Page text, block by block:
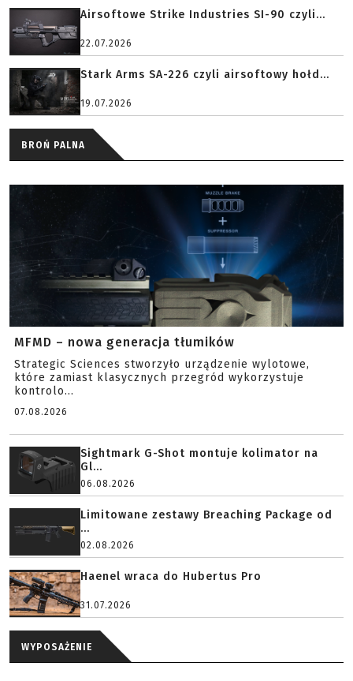
Airsoftowe Strike Industries SI-90 czyli...
22.07.2026
Stark Arms SA-226 czyli airsoftowy hołd...
19.07.2026
BROŃ PALNA
MFMD – nowa generacja tłumików
Strategic Sciences stworzyło urządzenie wylotowe,
które zamiast klasycznych przegród wykorzystuje
kontrolo...
07.08.2026
Sightmark G-Shot montuje kolimator na
Gl...
06.08.2026
Limitowane zestawy Breaching Package od
...
02.08.2026
Haenel wraca do Hubertus Pro
31.07.2026
WYPOSAŻENIE